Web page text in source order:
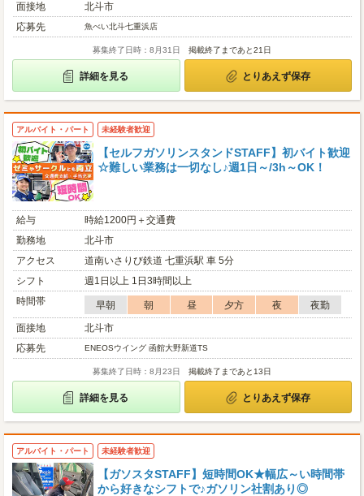
面接地
北斗市
応募先
魚べい北斗七重浜店
募集終了日時：8月31日 掲載終了まであと21日
詳細を見る とりあえず保存
アルバイト・パート 未経験者歓迎
【セルフガソリンスタンドSTAFF】初バイト歓迎
☆難しい業務は一切なし♪週1日～/3h～OK！
給与
時給1200円＋交通費
勤務地
北斗市
アクセス
道南いさりび鉄道 七重浜駅 車 5分
シフト
週1日以上 1日3時間以上
時間帯
早朝 朝 昼 夕方 夜
夜勤
面接地
北斗市
応募先
ENEOSウイング 函館大野新道TS
募集終了日時：8月23日 掲載終了まであと13日
詳細を見る とりあえず保存
アルバイト・パート 未経験者歓迎
【ガソスタSTAFF】短時間OK★幅広～い時間帯
から好きなシフトで♪ガソリン社割あり◎